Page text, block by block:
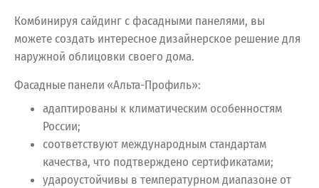
Комбинируя сайдинг с фасадными панелями, вы
можете создать интересное дизайнерское решение для
наружной облицовки своего дома.
Фасадные панели «Альта-Профиль»:
адаптированы к климатическим особенностям
России;
соответствуют международным стандартам
качества, что подтверждено сертификатами;
удароустойчивы в температурном диапазоне от